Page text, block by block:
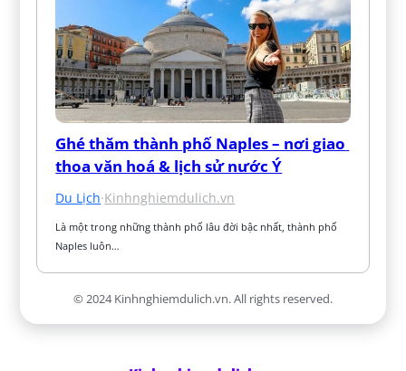
Ghé thăm thành phố Naples – nơi giao
thoa văn hoá & lịch sử nước Ý
Du Lịch·Kinhnghiemdulich.vn
Là một trong những thành phố lâu đời bậc nhất, thành phố
Naples luôn…
© 2024 Kinhnghiemdulich.vn. All rights reserved.